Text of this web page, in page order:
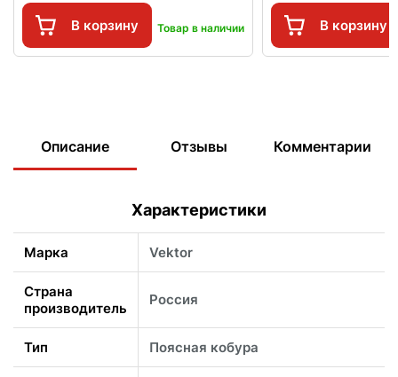
В корзину Товар в наличии В корзину
Описание Отзывы Комментарии
Характеристики
Марка Vektor
Страна
производитель
Россия
Тип Поясная кобура